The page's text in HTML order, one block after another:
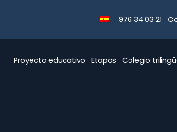
976 34 03 21
Proyecto educativo Etapas Colegio